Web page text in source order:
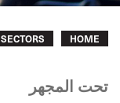
Breadcrumb
HOME
SECTORS
تحت المجهر